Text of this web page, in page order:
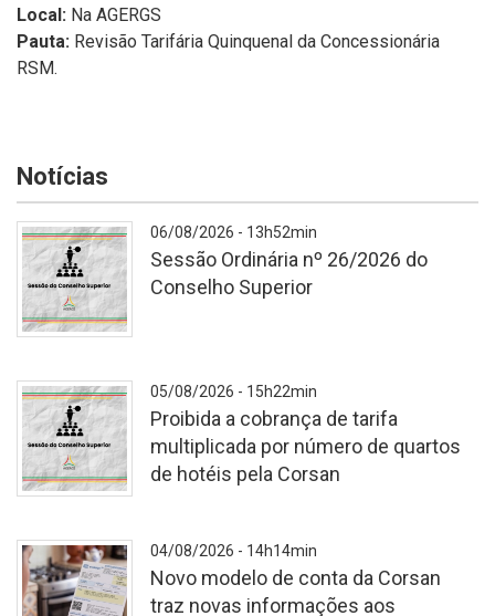
Local: Na AGERGS
Pauta: Revisão Tarifária Quinquenal da Concessionária
RSM.
Notícias
A
06/08/2026 - 13h52min
Sessão Ordinária nº 26/2026 do
Conselho Superior
Cópia
de
Consultas
05/08/2026 - 15h22min
Proibida a cobrança de tarifa
multiplicada por número de quartos
de hotéis pela Corsan
04/08/2026 - 14h14min
Novo modelo de conta da Corsan
traz novas informações aos